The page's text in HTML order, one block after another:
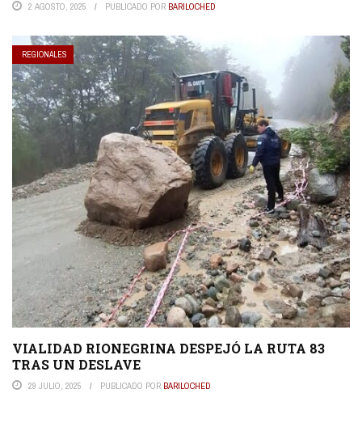
2 AGOSTO, 2025 PUBLICADO POR BARILOCHED
REGIONALES
VIALIDAD RIONEGRINA DESPEJÓ LA RUTA 83
TRAS UN DESLAVE
29 JULIO, 2025 PUBLICADO POR BARILOCHED